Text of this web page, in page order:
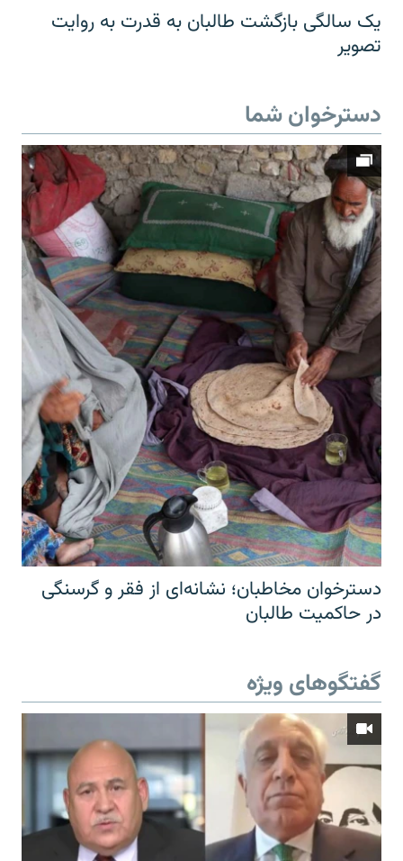
یک سالگی بازگشت طالبان به قدرت به روایت
تصویر
دسترخوان شما
دسترخوان مخاطبان؛ نشانه‌ای از فقر و گرسنگی
در حاکمیت طالبان
گفتگوهای ویژه